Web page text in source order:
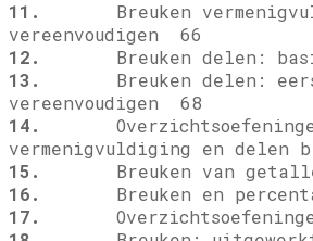
11.
Breuken
vereenvoudigen 66
12.
Breuken delen:
13.
Breuken delen:
vereenvoudigen 68
14.
vermenigvuldiging en delen
15.
Breuken van
16.
Breuken en
17.